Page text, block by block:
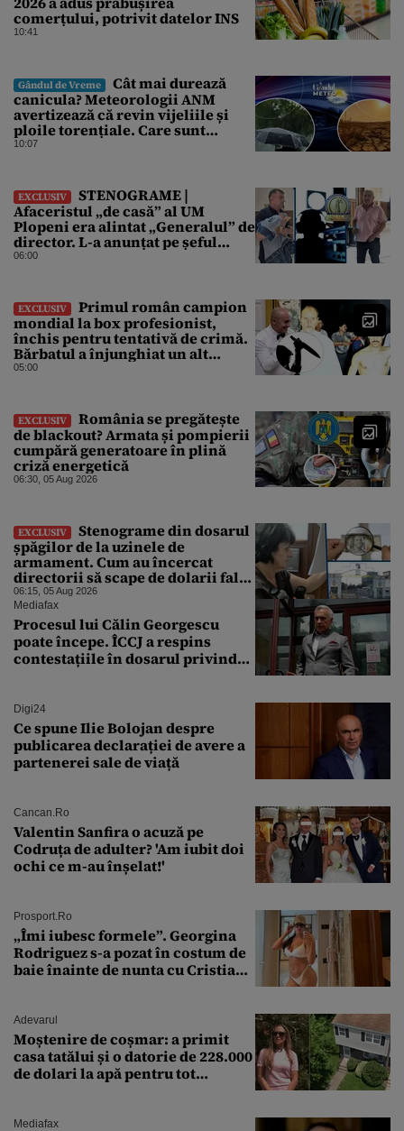
comerțului, potrivit datelor INS
10:41
Gândul de Vreme
Cât mai durează
canicula? Meteorologii ANM
avertizează că revin vijeliile și
ploile torențiale. Care sunt
zonele vizate, începând chiar de
10:07
EXCLUSIV
STENOGRAME |
Afaceristul „de casă” al UM
Plopeni era alintat „Generalul” de
director. L-a anunțat pe șeful
uzinei că i-a adus „subțireanu,
06:00
EXCLUSIV
Primul român campion
mondial la box profesionist,
închis pentru tentativă de crimă.
Bărbatul a înjunghiat un alt
interlop periculos
05:00
EXCLUSIV
România se pregătește
de blackout? Armata și pompierii
cumpără generatoare în plină
criză energetică
06:30, 05 Aug 2026
EXCLUSIV
Stenograme din dosarul
șpăgilor de la uzinele de
armament. Cum au încercat
directorii să scape de dolarii falși
primiți mită: „Din 30.000 s-au
nimerit ăia ai mei și ai tăi”
06:15, 05 Aug 2026
Mediafax
Procesul lui Călin Georgescu
poate începe. ÎCCJ a respins
contestațiile în dosarul privind
Digi24
Ce spune Ilie Bolojan despre
publicarea declarației de avere a
partenerei sale de viață
Cancan.ro
Valentin Sanfira o acuză pe
Codruța de adulter? 'Am iubit doi
ochi ce m-au înșelat!'
Prosport.ro
„Îmi iubesc formele”. Georgina
Rodriguez s-a pozat în costum de
baie înainte de nunta cu Cristiano
Adevarul
Moștenire de coșmar: a primit
casa tatălui și o datorie de 228.000
de dolari la apă pentru tot
Mediafax